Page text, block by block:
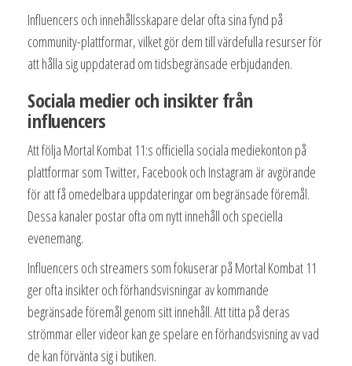
Influencers och innehållsskapare delar ofta sina fynd på
community-plattformar, vilket gör dem till värdefulla resurser för
att hålla sig uppdaterad om tidsbegränsade erbjudanden.
Sociala medier och insikter från
influencers
Att följa Mortal Kombat 11:s officiella sociala mediekonton på
plattformar som Twitter, Facebook och Instagram är avgörande
för att få omedelbara uppdateringar om begränsade föremål.
Dessa kanaler postar ofta om nytt innehåll och speciella
evenemang.
Influencers och streamers som fokuserar på Mortal Kombat 11
ger ofta insikter och förhandsvisningar av kommande
begränsade föremål genom sitt innehåll. Att titta på deras
strömmar eller videor kan ge spelare en förhandsvisning av vad
de kan förvänta sig i butiken.